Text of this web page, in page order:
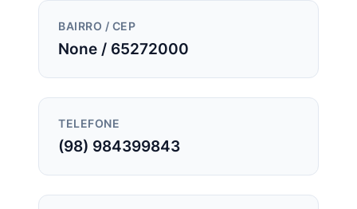
BAIRRO / CEP
None / 65272000
TELEFONE
(98) 984399843